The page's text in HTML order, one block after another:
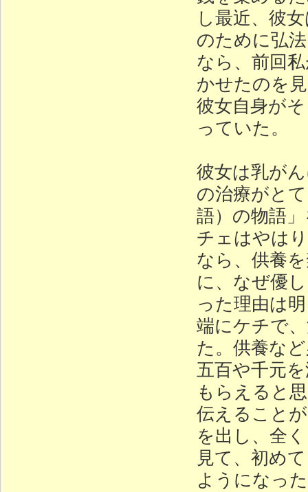
し最近、彼
のために弘
なら、前回
かせたのを
彼女自身が
っていた。
彼女は乳が
の治療がと
語）の物語
チェはやは
なら、供養
に、なぜ優
った理由は
端にケチで
た。供養な
五百や千元
もらえると
伝えること
を出し、全
見て、初め
ようになっ